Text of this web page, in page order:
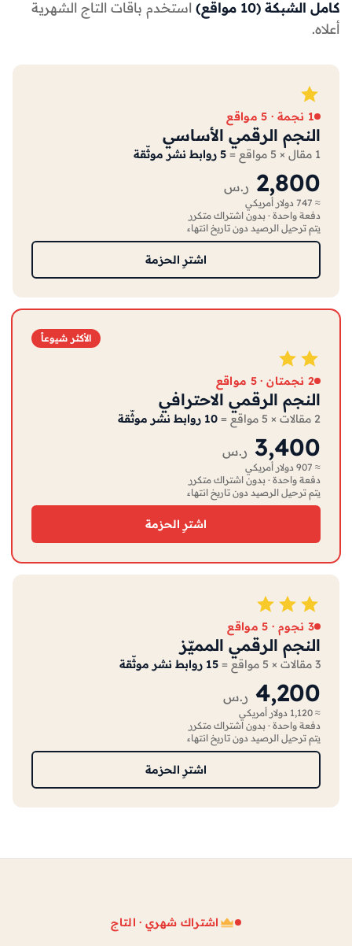
كامل الشبكة (10 مواقع)
استخدم باقات التاج الشهرية
أعلاه.
1 نجمة · 5 مواقع
النجم الرقمي الأساسي
1 مقال × 5 مواقع = 5 روابط نشر موثّقة
2,800 ر.س
≈ 747 دولار أمريكي
دفعة واحدة · بدون اشتراك متكرر
يتم ترحيل الرصيد دون تاريخ انتهاء
اشترِ الحزمة
الأكثر شيوعاً
2 نجمتان · 5 مواقع
النجم الرقمي الاحترافي
2 مقالات × 5 مواقع = 10 روابط نشر موثّقة
3,400 ر.س
≈ 907 دولار أمريكي
دفعة واحدة · بدون اشتراك متكرر
يتم ترحيل الرصيد دون تاريخ انتهاء
اشترِ الحزمة
3 نجوم · 5 مواقع
النجم الرقمي المميّز
3 مقالات × 5 مواقع = 15 روابط نشر موثّقة
4,200 ر.س
≈ 1,120 دولار أمريكي
دفعة واحدة · بدون اشتراك متكرر
يتم ترحيل الرصيد دون تاريخ انتهاء
اشترِ الحزمة
اشتراك شهري · التاج